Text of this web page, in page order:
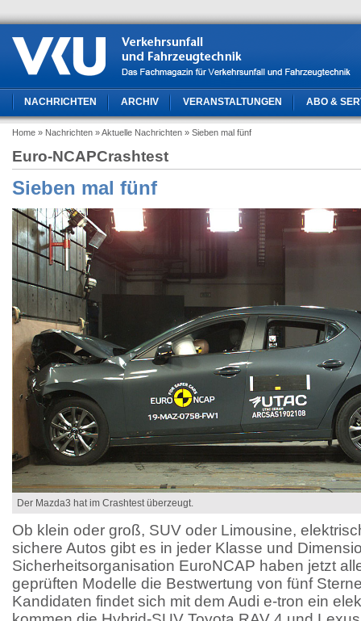
NACHRICHTEN ARCHIV VERANSTALTUNGEN ABO &
Home » Nachrichten » Aktuelle Nachrichten » Sieben mal fünf
Euro-NCAPCrashtest
Sieben mal fünf
Der Mazda3 hat im Crashtest überzeugt.
Ob klein oder groß, SUV oder Limousine,
sichere Autos gibt es in jeder Klasse und
Sicherheitsorganisation EuroNCAP haben jetzt
geprüften Modelle die Bestwertung von fünf
Kandidaten findet sich mit dem Audi e-tron ein